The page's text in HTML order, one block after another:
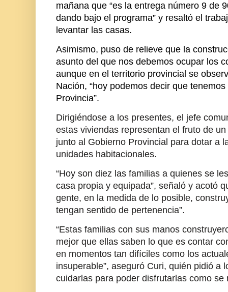
mañana que “es la entrega número 9 de
dando bajo el programa” y resaltó el
levantar las casas.
Asimismo, puso de relieve que la
asunto del que nos debemos ocupar los
aunque en el territorio provincial se
Nación, “hoy podemos decir que
Provincia”.
Dirigiéndose a los presentes, el jefe
estas viviendas representan el fruto de
junto al Gobierno Provincial para dotar a
unidades habitacionales.
“Hoy son diez las familias a quienes se
casa propia y equipada”, señaló y acotó
gente, en la medida de lo posible,
tengan sentido de pertenencia”.
“Estas familias con sus manos
mejor que ellas saben lo que es contar
en momentos tan difíciles como los
insuperable”, aseguró Curi, quién pidió a
cuidarlas para poder disfrutarlas como se